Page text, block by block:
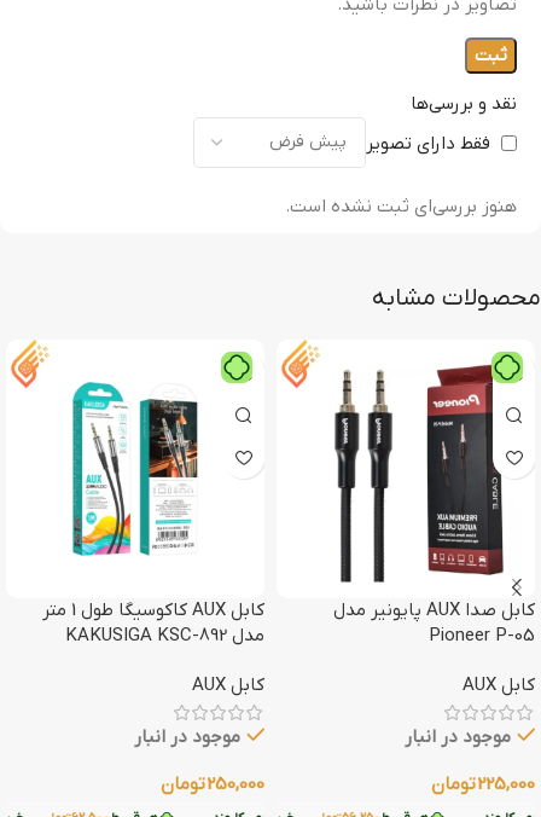
نقد و بررسی‌ها
فقط دارای تصویر
هنوز بررسی‌ای ثبت نشده است.
تصاویر در نظرات باشید.
محصولات مشابه
کابل صدا AUX پایونیر مدل
Pioneer P-05
کابل AUX
موجود در انبار
225,000تومان
کابل AUX کاکوسیگا طول 1 متر
مدل KAKUSIGA KSC-892
کابل AUX
موجود در انبار
250,000تومان